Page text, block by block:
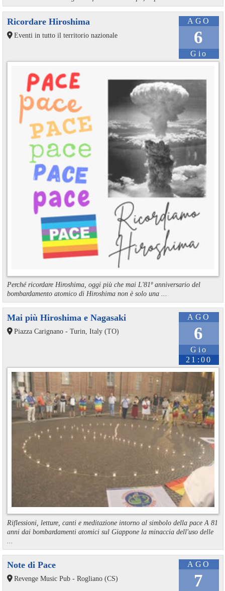
AGO
6
Gio
Ricordare Hiroshima
Eventi in tutto il territorio nazionale
Perché ricordare Hiroshima, oggi più che mai L'81º anniversario del
bombardamento atomico di Hiroshima non è solo una ...
AGO
6
Gio
21:00
Mai più Hiroshima e Nagasaki
Piazza Carignano - Turin, Italy (TO)
Riflessioni, letture, canti e meditazione intorno al simbolo della pace A 81
anni dai bombardamenti atomici sul Giappone la minaccia dell'uso delle
AGO
7
Note di Pace
Revenge Music Pub - Rogliano (CS)